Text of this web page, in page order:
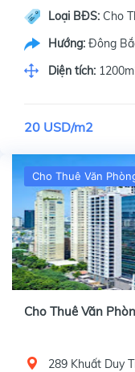
Loại BĐS: Cho
Hướng: Đông
Diện tích:
20 USD/m2
Cho Thuê Văn
Cho Thuê Văn
289 Khuất Duy